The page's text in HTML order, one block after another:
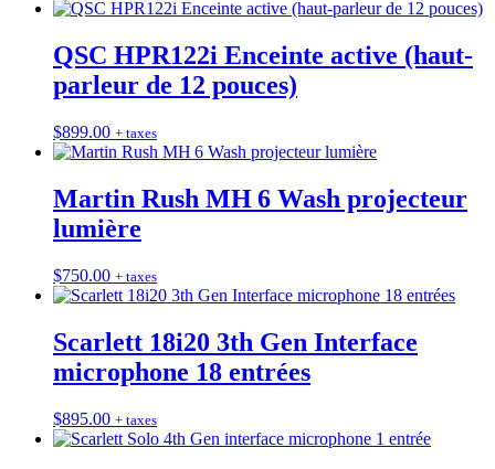
QSC HPR122i Enceinte active (haut-
parleur de 12 pouces)
$899.00 + taxes
Martin Rush MH 6 Wash projecteur
lumière
$750.00 + taxes
Scarlett 18i20 3th Gen Interface
microphone 18 entrées
$895.00 + taxes